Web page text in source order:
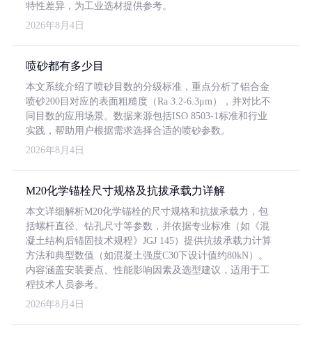
特性差异，为工业选材提供参考。
2026年8月4日
喷砂都有多少目
本文系统介绍了喷砂目数的分级标准，重点分析了铝合金
喷砂200目对应的表面粗糙度（Ra 3.2-6.3μm），并对比不
同目数的应用场景。数据来源包括ISO 8503-1标准和行业
实践，帮助用户根据需求选择合适的喷砂参数。
2026年8月4日
M20化学锚栓尺寸规格及抗拔承载力详解
本文详细解析M20化学锚栓的尺寸规格和抗拔承载力，包
括螺杆直径、钻孔尺寸等参数，并依据专业标准（如《混
凝土结构后锚固技术规程》JGJ 145）提供抗拔承载力计算
方法和典型数值（如混凝土强度C30下设计值约80kN）。
内容涵盖安装要点、性能影响因素及选型建议，适用于工
程技术人员参考。
2026年8月4日